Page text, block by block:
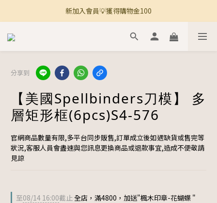
🚚 全館滿800免運 🚚
新加入會員💡獲得購物金100
🚚 全館滿800免運 🚚
分享到
【美國Spellbinders刀模】 多
層矩形框(6pcs)S4-576
官網商品數量有限,多平台同步販售,訂單成立後如遇缺貨或售完等
狀況,客服人員會盡速與您訊息更換商品或退款事宜,造成不便敬請
見諒
至08/14 16:00截止全店，滿4800，加送"楓木印章-花蝴蝶 "